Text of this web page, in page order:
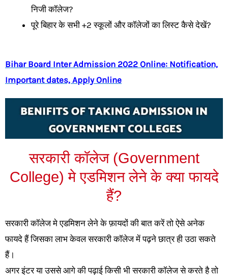
निजी कॉलेज?
पूरे बिहार के सभी +2 स्कूलों और कॉलेजों का लिस्ट कैसे देखें?
Bihar Board Inter Admission 2022 Online: Notification,
Important dates, Apply Online
सरकारी कॉलेज (Government
College) मे एडमिशन लेने के क्या फायदे
हैं?​
सरकारी कॉलेज मे एडमिशन लेने के फ़ायदों की बात करें तो ऐसे अनेक
फायदे हैं जिसका लाभ केवल सरकारी कॉलेज में पढ़ने छात्र ही उठा सकते
हैं।
अगर इंटर या उससे आगे की पढ़ाई किसी भी सरकारी कॉलेज से करते है तो